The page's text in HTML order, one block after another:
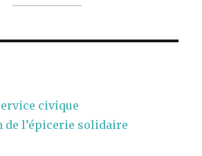
civique
de l’épicerie solidaire